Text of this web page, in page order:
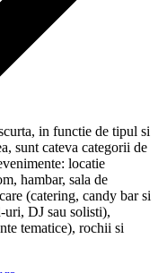
in functie de tipul si
sunt cateva categorii de
locatie
hambar, sala de
(catering, candy bar si
DJ sau solisti),
tematice), rochii si